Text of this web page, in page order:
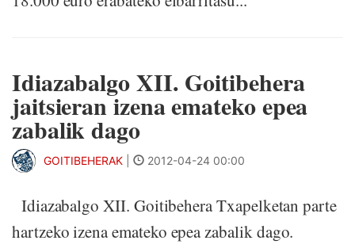
Idiazabalgo XII. Goitibehera
jaitsieran izena emateko epea
zabalik dago
GOITIBEHERAK 2012-04-24 00:00
Idiazabalgo XII. Goitibehera Txapelketan parte
hartzeko izena emateko epea zabalik dago.